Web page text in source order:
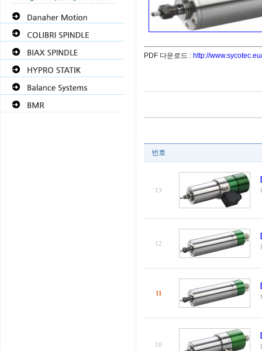
PDF 다운로드 : http://
번호
13
12
11
10